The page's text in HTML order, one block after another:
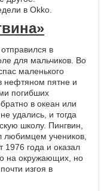
в Okko.
в
для мальчиков. Во
маленького
нефтяном пятне и
погибших
в океан или
удались, и тогда
школу. Пингвин,
любимцем учеников,
1976 года и оказал
на окружающих, но
изгоя в